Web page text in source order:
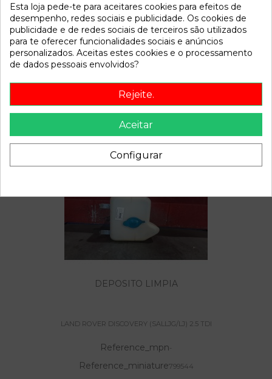
Disponível a partir de: 2022-04-06
Descrição
(salljg/lj) 2.5 tdi referencia OEM IAM
Também poderá gostar
DEPOSITO LIMPIA
LAND ROVER DISCOVERY (SALLJG/LJ) 2.5 TDI
Reference_mpn-
Reference_miniature799544
Esta loja pede-te para aceitares cookies para efeitos de
desempenho, redes sociais e publicidade. Os cookies de
publicidade e de redes sociais de terceiros são utilizados
para te oferecer funcionalidades sociais e anúncios
personalizados. Aceitas estes cookies e o processamento
de dados pessoais envolvidos?
Rejeite.
Aceitar
Configurar